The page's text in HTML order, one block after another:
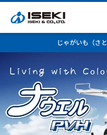
じゃがいも（さ